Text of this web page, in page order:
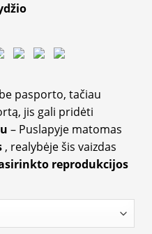
pasporto, tačiau
jis gali pridėti
– Puslapyje matomas
, realybėje šis vaizdas
reprodukcijos